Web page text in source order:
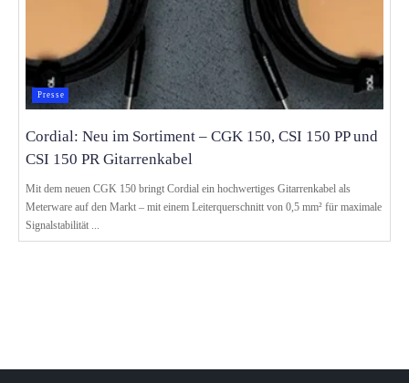
Presse
Cordial: Neu im Sortiment – CGK 150, CSI 150 PP und
CSI 150 PR Gitarrenkabel
Mit dem neuen CGK 150 bringt Cordial ein hochwertiges Gitarrenkabel als
Meterware auf den Markt – mit einem Leiterquerschnitt von 0,5 mm² für maximale
Signalstabilität ...